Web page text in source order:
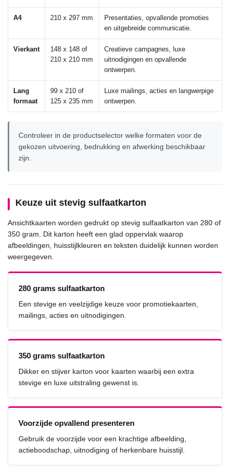
A4 210 x 297 mm
Presentaties, opvallende promoties
en uitgebreide communicatie.
Vierkant
148 x 148 of
210 x 210 mm
Creatieve campagnes, luxe
uitnodigingen en opvallende
ontwerpen.
Lang
formaat
99 x 210 of
125 x 235 mm
Luxe mailings, acties en langwerpige
ontwerpen.
Controleer in de productselector welke formaten voor de
gekozen uitvoering, bedrukking en afwerking beschikbaar
zijn.
Keuze uit stevig sulfaatkarton
Ansichtkaarten worden gedrukt op stevig sulfaatkarton van 280 of
350 gram. Dit karton heeft een glad oppervlak waarop
afbeeldingen, huisstijlkleuren en teksten duidelijk kunnen worden
weergegeven.
280 grams sulfaatkarton
Een stevige en veelzijdige keuze voor promotiekaarten,
mailings, acties en uitnodigingen.
350 grams sulfaatkarton
Dikker en stijver karton voor kaarten waarbij een extra
stevige en luxe uitstraling gewenst is.
Voorzijde opvallend presenteren
Gebruik de voorzijde voor een krachtige afbeelding,
actieboodschap, uitnodiging of herkenbare huisstijl.